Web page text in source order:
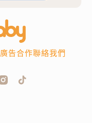
廣告合作聯絡我們